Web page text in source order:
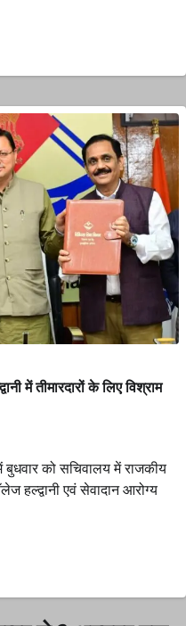
में तीमारदारों के लिए विश्राम
बुधवार को सचिवालय में राजकीय
एवं सेवादान आरोग्य